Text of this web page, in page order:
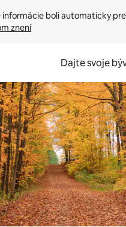
informácie boli automaticky
znení
Dajte svoje